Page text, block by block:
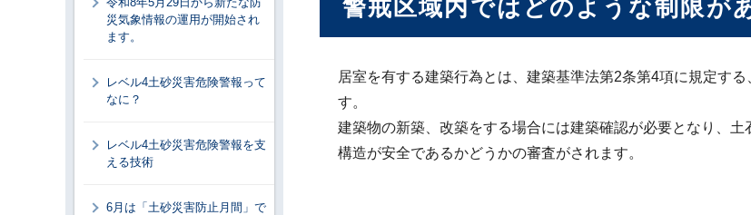
警戒区域内ではどのような制限が
居室を有する建築行為とは、建築基準法第2条第4項に規定す
す。
建築物の新築、改築をする場合には建築確認が必要となり、
構造が安全であるかどうかの審査がされます。
災気象情報の運用が開始され
ます。
レベル4土砂災害危険警報って
なに？
レベル4土砂災害危険警報を支
える技術
6月は「土砂災害防止月間」で